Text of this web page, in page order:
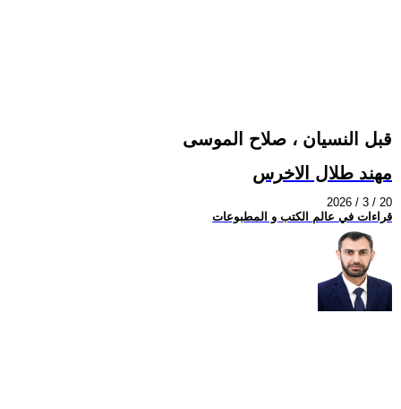
قبل النسيان ، صلاح الموسى
مهند طلال الاخرس
2026 / 3 / 20
قراءات في عالم الكتب و المطبوعات